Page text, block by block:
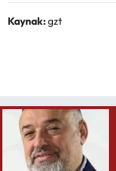
Kaynak:gzt